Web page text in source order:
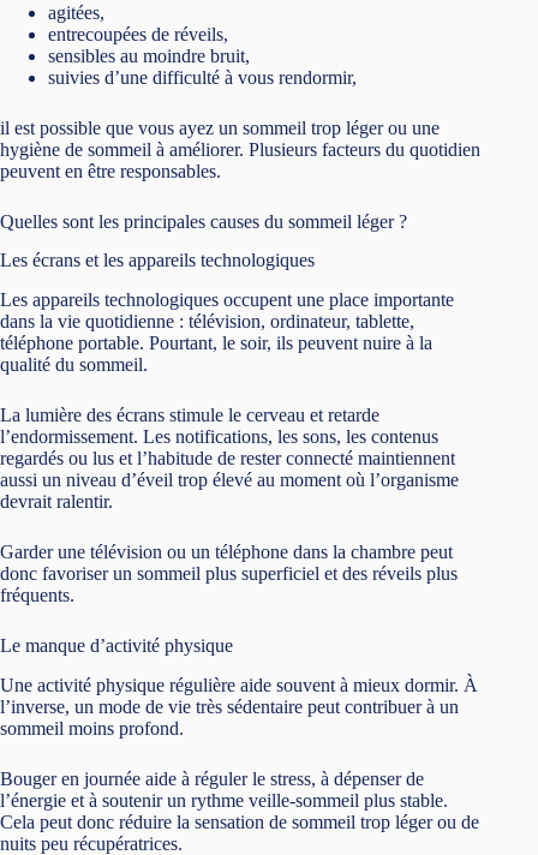
agitées,
entrecoupées de réveils,
sensibles au moindre bruit,
suivies d’une difficulté à vous rendormir,
il est possible que vous ayez un sommeil trop léger ou une
hygiène de sommeil à améliorer. Plusieurs facteurs du quotidien
peuvent en être responsables.
Quelles sont les principales causes du sommeil léger ?
Les écrans et les appareils technologiques
Les appareils technologiques occupent une place importante
dans la vie quotidienne : télévision, ordinateur, tablette,
téléphone portable. Pourtant, le soir, ils peuvent nuire à la
qualité du sommeil.
La lumière des écrans stimule le cerveau et retarde
l’endormissement. Les notifications, les sons, les contenus
regardés ou lus et l’habitude de rester connecté maintiennent
aussi un niveau d’éveil trop élevé au moment où l’organisme
devrait ralentir.
Garder une télévision ou un téléphone dans la chambre peut
donc favoriser un sommeil plus superficiel et des réveils plus
fréquents.
Le manque d’activité physique
Une activité physique régulière aide souvent à mieux dormir. À
l’inverse, un mode de vie très sédentaire peut contribuer à un
sommeil moins profond.
Bouger en journée aide à réguler le stress, à dépenser de
l’énergie et à soutenir un rythme veille-sommeil plus stable.
Cela peut donc réduire la sensation de sommeil trop léger ou de
nuits peu récupératrices.